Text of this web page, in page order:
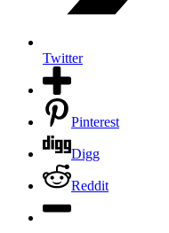
Twitter
Pinterest
Digg
Reddit